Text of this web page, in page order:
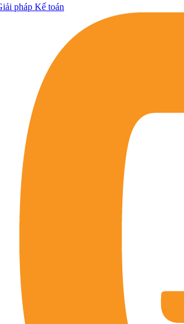
pháp Kế toán